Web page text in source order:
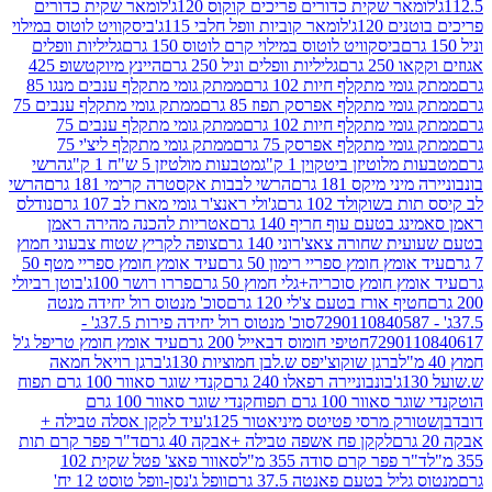
שקית כדורים פריכים קוקוס 120ג'
לומאר שקית כדורים
120ג'
לומאר קוביות וופל חלבי 115ג'
ביסקוויט לוטוס במילוי
ביסקוויט לוטוס במילוי קרם לוטוס 150 גרם
גליליות וופלים
גרם
גליליות וופלים וניל 250 גרם
היינץ מיוקטשופ 425
מתקלף חיות 102 גרם
ממתק גומי מתקלף ענבים מנגו 85
מתקלף אפרסק תפוז 85 גרם
ממתק גומי מתקלף ענבים 75
מתקלף חיות 102 גרם
ממתק גומי מתקלף ענבים 75
מתקלף אפרסק 75 גרם
ממתק גומי מתקלף ליצ'י 75
ביטקוין 1 ק"ג
מטבעות מולטיזן 5 ש"ח 1 ק"ג
הרשי
מיקס 181 גרם
הרשי לבבות אקסטרה קרימי 181 גרם
הרשי
102 גרם
ג'ולי ראנצ'ר גומי מארז לב 107 גרם
נודלס
עוף חריף 140 גרם
אטריות להכנה מהירה ראמן
שחורה צאצ'רוני 140 גרם
צופה לקריץ שטוח צבעוני חמוץ
חומץ ספריי רימון 50 גרם
עיד אומץ חומץ ספריי מטף 50
חומץ סוכריה+גלי חמוץ 50 גרם
פררו רושר 100ג'
בוטן רביולי
אורז בטעם צ'לי 120 גרם
סוכ' מנטוס רול יחידה מנטה
סוכ' מנטוס רול יחידה פירות 37.5ג' -
חטיפי חומוס דבאייל 200 גרם
עיד אומץ חומץ טריפל ג'ל
ברגן שוקוצ'יפס ש.לבן חמוציות 130ג'
ברגן רויאל חמאה
בונבוניירה רפאלו 240 גרם
קנדי שוגר סאוור 100 גרם תפוח
100 גרם תפוח
קנדי שוגר סאוור 100 גרם
מרסי פטיטס מיניאטור 125ג'
עיד לקקן אסלה טבילה +
לקקן פח אשפה טבילה +אבקה 40 גרם
ד"ר פפר קרם תות
פפר קרם סודה 355 מ"ל
סאוור פאצ' פטל שקית 102
בטעם פאנטה 37.5 גרם
וופל ג'נסן-וופל טוסט 12 יח'